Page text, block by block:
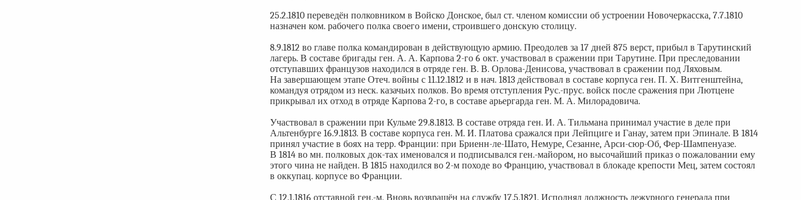
25.2.1810 переведён полковником в Войско Донское, был ст. членом комиссии об устроении Новочеркасска, 7.7.1810
назначен ком. рабочего полка своего имени, строившего донскую столицу.
8.9.1812 во главе полка командирован в действующую армию. Преодолев за 17 дней 875 верст, прибыл в Тарутинский
лагерь. В составе бригады ген. А. А. Карпова 2-го 6 окт. участвовал в сражении при Тарутине. При преследовании
отступавших французов находился в отряде ген. В. В. Орлова-Денисова, участвовал в сражении под Ляховым.
На завершающем этапе Отеч. войны с 11.12.1812 и в нач. 1813 действовал в составе корпуса ген. П. Х. Витгенштейна,
командуя отрядом из неск. казачьих полков. Во время отступления Рус.-прус. войск после сражения при Лютцене
прикрывал их отход в отряде Карпова 2-го, в составе арьергарда ген. М. А. Милорадовича.
Участвовал в сражении при Кульме 29.8.1813. В составе отряда ген. И. А. Тильмана принимал участие в деле при
Альтенбурге 16.9.1813. В составе корпуса ген. М. И. Платова сражался при Лейпциге и Ганау, затем при Эпинале. В 1814
принял участие в боях на терр. Франции: при Бриенн-ле-Шато, Немуре, Сезанне, Арси-сюр-Об, Фер-Шампенуазе.
В 1814 во мн. полковых док-тах именовался и подписывался ген.-майором, но высочайший приказ о пожаловании ему
этого чина не найден. В 1815 находился во 2-м походе во Францию, участвовал в блокаде крепости Мец, затем состоял
в оккупац. корпусе во Франции.
С 12.1.1816 отставной ген.-м. Вновь возвращён на службу 17.5.1821. Исполнял должность дежурного генерала при